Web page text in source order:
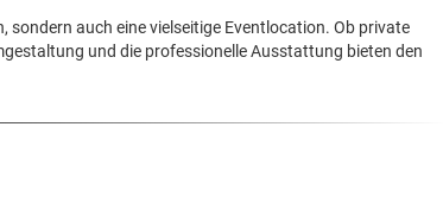
auch eine vielseitige Eventlocation. Ob private
und die professionelle Ausstattung bieten den